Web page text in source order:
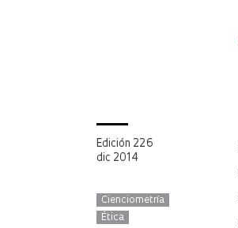
Edición 226
dic 2014
Cienciometría
Ética